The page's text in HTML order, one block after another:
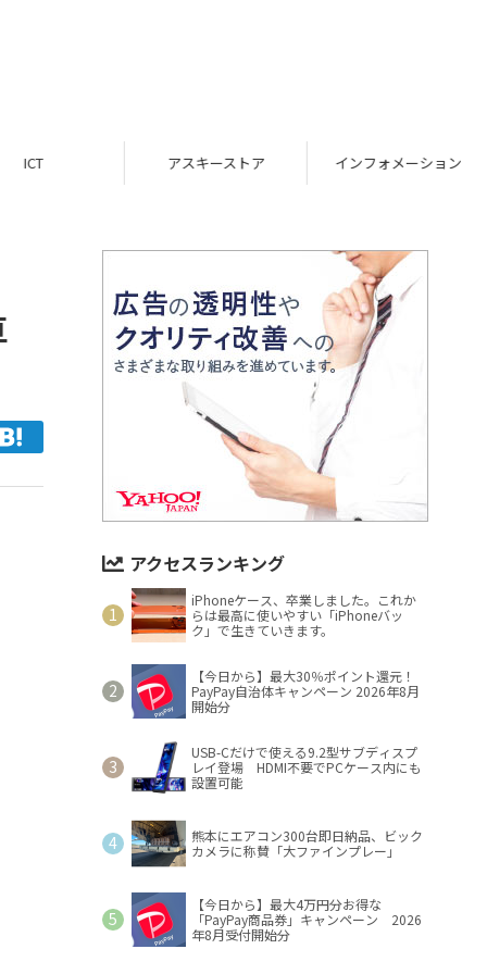
ICT アスキーストア インフォメーション
アクセスランキング
iPhoneケース、卒業しました。これか
らは最高に使いやすい「iPhoneバッ
ク」で生きていきます。
【今日から】最大30％ポイント還元！
PayPay自治体キャンペーン 2026年8月
開始分
USB-Cだけで使える9.2型サブディスプ
レイ登場 HDMI不要でPCケース内にも
設置可能
熊本にエアコン300台即日納品、ビック
カメラに称賛「大ファインプレー」
【今日から】最大4万円分お得な
「PayPay商品券」キャンペーン 2026
年8月受付開始分